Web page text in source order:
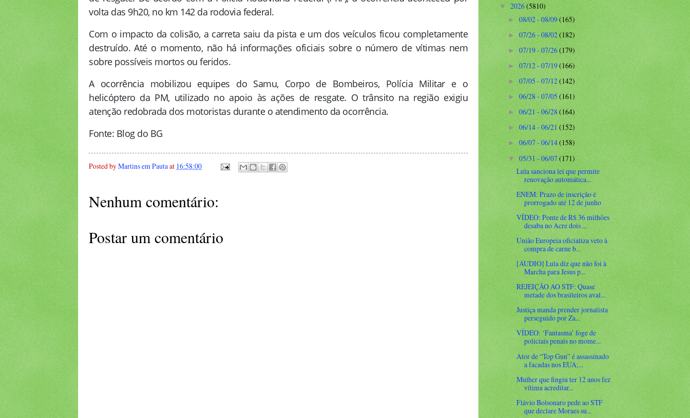
volta das 9h20, no km 142 da rodovia federal.
Com o impacto da colisão, a carreta saiu da pista e um dos veículos ficou completamente
destruído. Até o momento, não há informações oficiais sobre o número de vítimas nem
sobre possíveis mortos ou feridos.
A ocorrência mobilizou equipes do Samu, Corpo de Bombeiros, Polícia Militar e o
helicóptero da PM, utilizado no apoio às ações de resgate. O trânsito na região exigiu
atenção redobrada dos motoristas durante o atendimento da ocorrência.
Fonte: Blog do BG
Posted byMartins em Pauta at 16:58:00
Nenhum comentário:
Postar um comentário
▼2026(5810)
►08/02 - 08/09(165)
►07/26 - 08/02(182)
►07/19 - 07/26(179)
►07/12 - 07/19(166)
►07/05 - 07/12(142)
►06/28 - 07/05(161)
►06/21 - 06/28(164)
►06/14 - 06/21(152)
►06/07 - 06/14(158)
▼05/31 - 06/07(171)
Lula sanciona lei que permite
renovação automática...
ENEM: Prazo de inscrição é
prorrogado até 12 de junho
VÍDEO: Ponte de R$ 36 milhões
desaba no Acre dois ...
União Europeia oficializa veto à
compra de carne b...
[ÁUDIO] Lula diz que não foi à
Marcha para Jesus p...
REJEIÇÃO AO STF: Quase
metade dos brasileiros aval...
Justiça manda prender jornalista
perseguido por Za...
VÍDEO: ‘Fantasma’ foge de
policiais penais no mome...
Ator de “Top Gun” é assassinado
a facadas nos EUA;...
Mulher que fingiu ter 12 anos fez
vítima acreditar...
Flávio Bolsonaro pede ao STF
que declare Moraes su...